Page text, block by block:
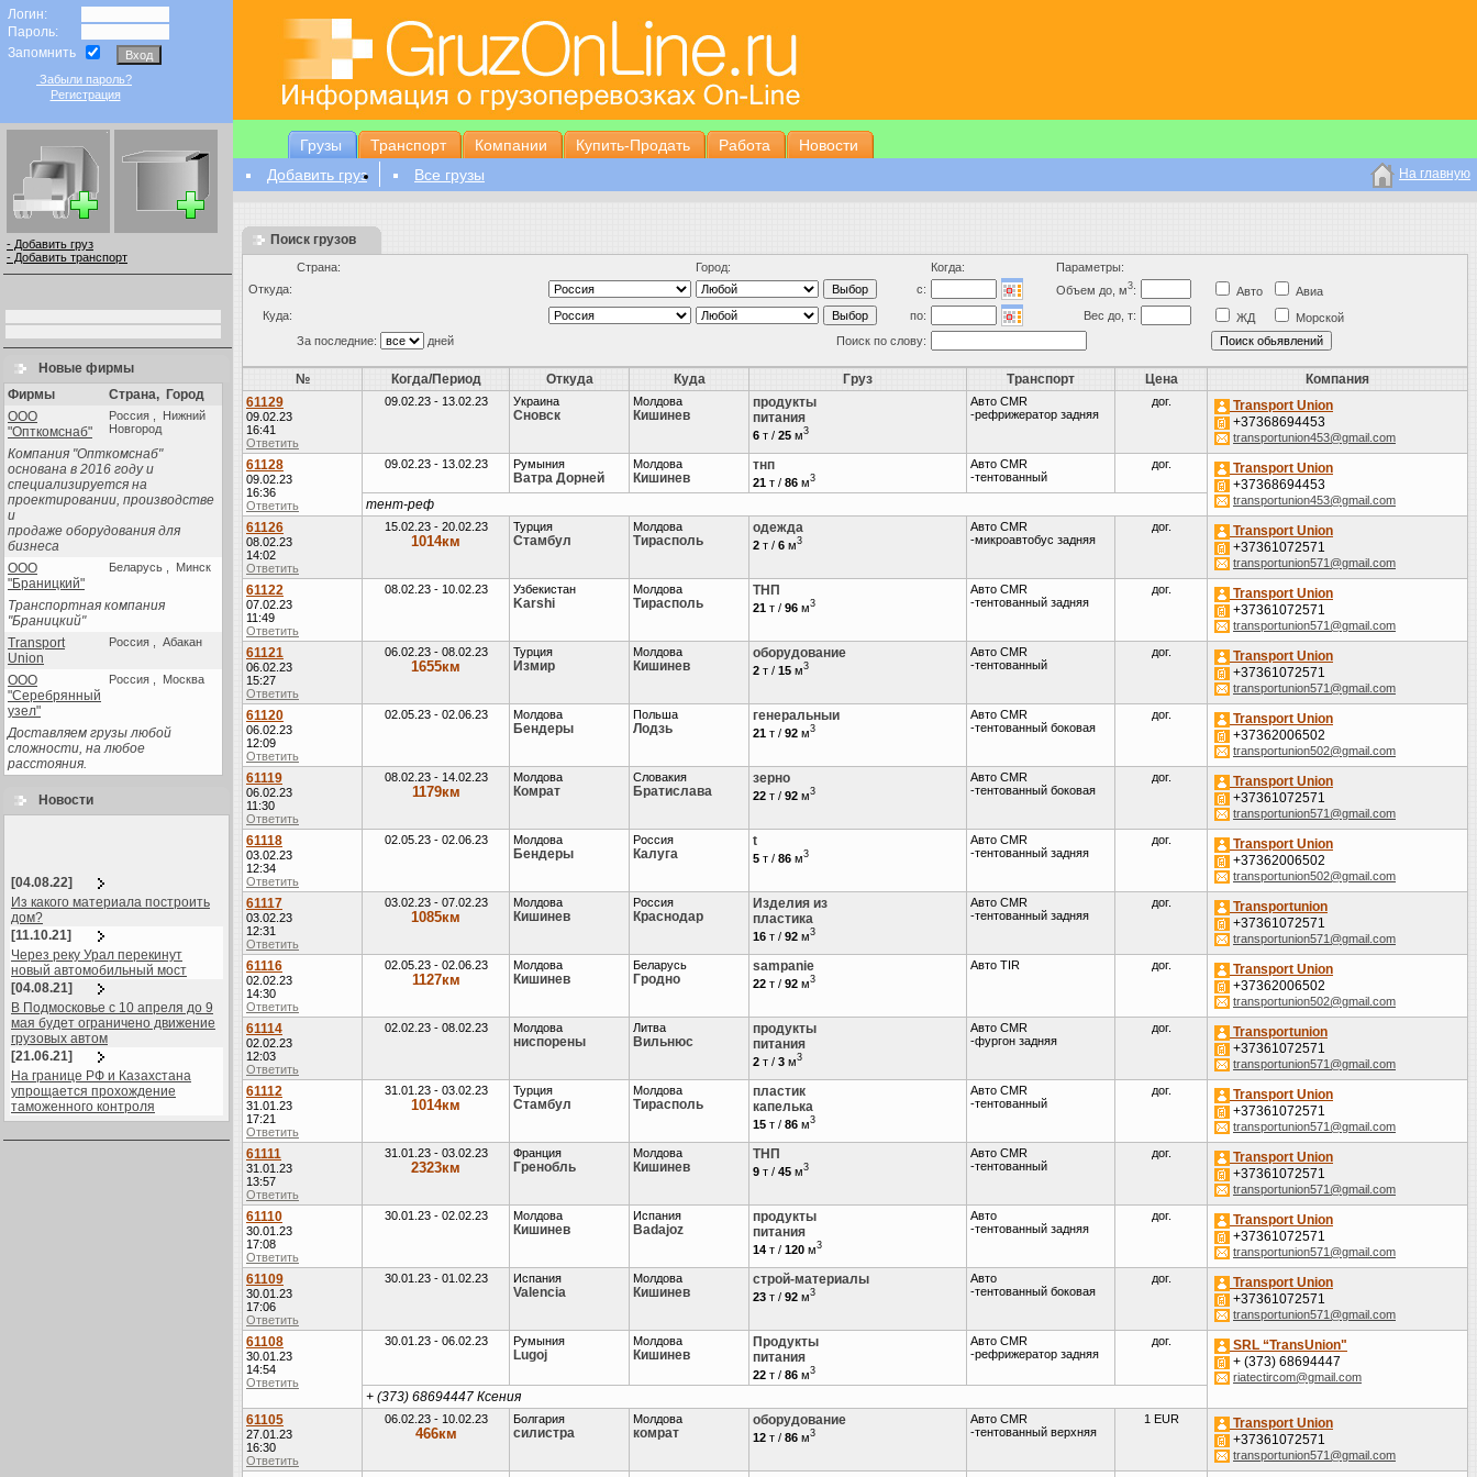
Логин:
Пароль:
Запомнить
Забыли пароль?
Регистрация
- Добавить груз
- Добавить транспорт
Новые фирмы
Фирмы
Страна, Город
ООО
"Опткомснаб"
Россия , Нижний
Новгород
Компания "Опткомснаб"
основана в 2016 году и
специализируется на
проектировании, производстве
и
продаже оборудования для
бизнеса
ООО
"Браницкий"
Беларусь , Минск
Транспортная компания
"Браницкий"
Transport
Union
Россия , Абакан
ООО
"Серебрянный
узел"
Россия , Москва
Доставляем грузы любой
сложности, на любое
расстояния.
Новости
[04.08.22]
Из какого материала построить
дом?
[11.10.21]
Через реку Урал перекинут
новый автомобильный мост
[04.08.21]
В Подмосковье с 10 апреля до 9
мая будет ограничено движение
грузовых автом
[21.06.21]
На границе РФ и Казахстана
упрощается прохождение
таможенного контроля
Грузы Транспорт Компании Купить-Продать Работа
Новости
Добавить груз
Все грузы На главную
Поиск грузов
Страна: Город: Когда:
Параметры:
Откуда:
с: Объем до, м3: Авто
Авиа
Куда:
по: Вес до, т: ЖД
Морской
За последние:
дней Поиск по слову:
№ Когда/Период Откуда Куда Груз Транспорт Цена
Компания
61129
09.02.23
16:41
Ответить
09.02.23 - 13.02.23 Украина
Сновск
Молдова
Кишинев
продукты
питания
6 т / 25 м3
Авто CMR
-рефрижератор задняя
дог.
Transport Union
+37368694453
transportunion453@gmail.com
61128
09.02.23
16:36
Ответить
09.02.23 - 13.02.23 Румыния
Ватра Дорней
Молдова
Кишинев
тнп
21 т / 86 м3
Авто CMR
-тентованный
дог.
Transport Union
+37368694453
transportunion453@gmail.com
тент-реф
61126
08.02.23
14:02
Ответить
15.02.23 - 20.02.23
1014км
Турция
Стамбул
Молдова
Тирасполь
одежда
2 т / 6 м3
Авто CMR
-микроавтобус задняя
дог.
Transport Union
+37361072571
transportunion571@gmail.com
61122
07.02.23
11:49
Ответить
08.02.23 - 10.02.23 Узбекистан
Karshi
Молдова
Тирасполь
ТНП
21 т / 96 м3
Авто CMR
-тентованный задняя
дог.
Transport Union
+37361072571
transportunion571@gmail.com
61121
06.02.23
15:27
Ответить
06.02.23 - 08.02.23
1655км
Турция
Измир
Молдова
Кишинев
оборудование
2 т / 15 м3
Авто CMR
-тентованный
дог.
Transport Union
+37361072571
transportunion571@gmail.com
61120
06.02.23
12:09
Ответить
02.05.23 - 02.06.23 Молдова
Бендеры
Польша
Лодзь
генеральныи
21 т / 92 м3
Авто CMR
-тентованный боковая
дог.
Transport Union
+37362006502
transportunion502@gmail.com
61119
06.02.23
11:30
Ответить
08.02.23 - 14.02.23
1179км
Молдова
Комрат
Словакия
Братислава
зерно
22 т / 92 м3
Авто CMR
-тентованный боковая
дог.
Transport Union
+37361072571
transportunion571@gmail.com
61118
03.02.23
12:34
Ответить
02.05.23 - 02.06.23 Молдова
Бендеры
Россия
Калуга
t
5 т / 86 м3
Авто CMR
-тентованный задняя
дог.
Transport Union
+37362006502
transportunion502@gmail.com
61117
03.02.23
12:31
Ответить
03.02.23 - 07.02.23
1085км
Молдова
Кишинев
Россия
Краснодар
Изделия из
пластика
16 т / 92 м3
Авто CMR
-тентованный задняя
дог.
Transportunion
+37361072571
transportunion571@gmail.com
61116
02.02.23
14:30
Ответить
02.05.23 - 02.06.23
1127км
Молдова
Кишинев
Беларусь
Гродно
sampanie
22 т / 92 м3
Авто TIR дог.
Transport Union
+37362006502
transportunion502@gmail.com
61114
02.02.23
12:03
Ответить
02.02.23 - 08.02.23 Молдова
ниспорены
Литва
Вильнюс
продукты
питания
2 т / 3 м3
Авто CMR
-фургон задняя
дог.
Transportunion
+37361072571
transportunion571@gmail.com
61112
31.01.23
17:21
Ответить
31.01.23 - 03.02.23
1014км
Турция
Стамбул
Молдова
Тирасполь
пластик
капелька
15 т / 86 м3
Авто CMR
-тентованный
дог.
Transport Union
+37361072571
transportunion571@gmail.com
61111
31.01.23
13:57
Ответить
31.01.23 - 03.02.23
2323км
Франция
Гренобль
Молдова
Кишинев
ТНП
9 т / 45 м3
Авто CMR
-тентованный
дог.
Transport Union
+37361072571
transportunion571@gmail.com
61110
30.01.23
17:08
Ответить
30.01.23 - 02.02.23 Молдова
Кишинев
Испания
Badajoz
продукты
питания
14 т / 120 м3
Авто
-тентованный задняя
дог.
Transport Union
+37361072571
transportunion571@gmail.com
61109
30.01.23
17:06
Ответить
30.01.23 - 01.02.23 Испания
Valencia
Молдова
Кишинев
строй-материалы
23 т / 92 м3
Авто
-тентованный боковая
дог.
Transport Union
+37361072571
transportunion571@gmail.com
61108
30.01.23
14:54
Ответить
30.01.23 - 06.02.23 Румыния
Lugoj
Молдова
Кишинев
Продукты
питания
22 т / 86 м3
Авто CMR
-рефрижератор задняя
дог.
SRL “TransUnion"
+ (373) 68694447
riatectircom@gmail.com
+ (373) 68694447 Ксения
61105
27.01.23
16:30
Ответить
06.02.23 - 10.02.23
466км
Болгария
силистра
Молдова
комрат
оборудование
12 т / 86 м3
Авто CMR
-тентованный верхняя
1 EUR
Transport Union
+37361072571
transportunion571@gmail.com